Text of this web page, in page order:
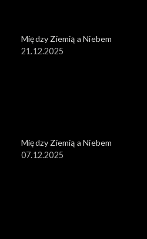
Między Ziemią a Niebem
21.12.2025
Między Ziemią a Niebem
07.12.2025